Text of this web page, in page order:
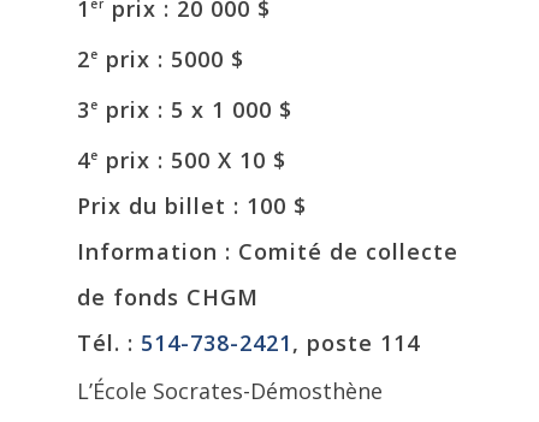
1
prix : 20 000 $
2e prix : 5000 $
3e prix : 5 x 1 000 $
4e prix : 500 X 10 $
Prix du billet : 100 $
Information : Comité de collecte
de fonds CHGM
Tél. : 514-738-2421, poste 114
L’École Socrates-Démosthène